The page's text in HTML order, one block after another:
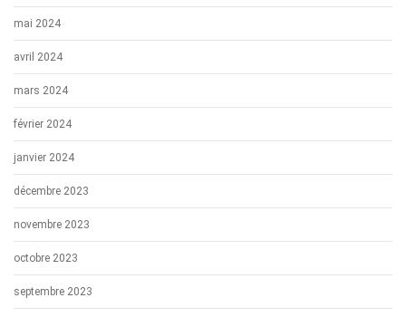
mai 2024
avril 2024
mars 2024
février 2024
janvier 2024
décembre 2023
novembre 2023
octobre 2023
septembre 2023